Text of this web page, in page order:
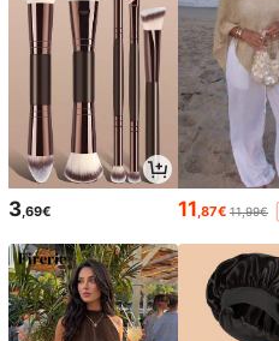
3 ,69€ 11 ,87€ 11,99€